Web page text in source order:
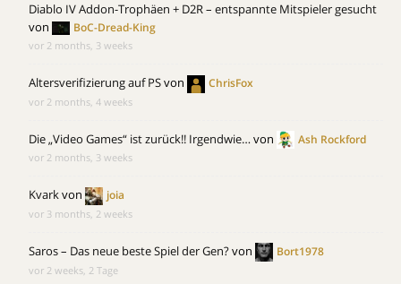
Diablo IV Addon-Trophäen + D2R – entspannte Mitspieler gesucht
von
BoC-Dread-King
vor 2 months, 3 weeks
Altersverifizierung auf PSvon ChrisFox
vor 2 months, 4 weeks
Die „Video Games“ ist zurück!! Irgendwie…von Ash Rockford
vor 2 months, 3 weeks
Kvarkvon joia
vor 3 months, 2 weeks
Saros – Das neue beste Spiel der Gen?von Bort1978
vor 2 weeks, 2 Tage